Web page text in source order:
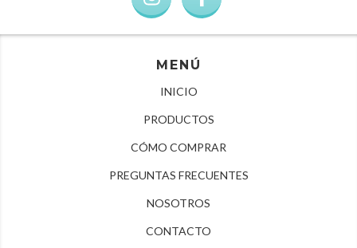
MENÚ
INICIO
PRODUCTOS
CÓMO COMPRAR
PREGUNTAS FRECUENTES
NOSOTROS
CONTACTO